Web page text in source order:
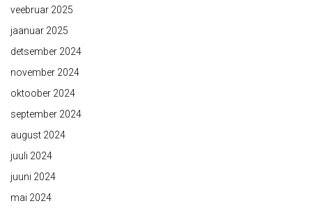
veebruar 2025
jaanuar 2025
detsember 2024
november 2024
oktoober 2024
september 2024
august 2024
juuli 2024
juuni 2024
mai 2024